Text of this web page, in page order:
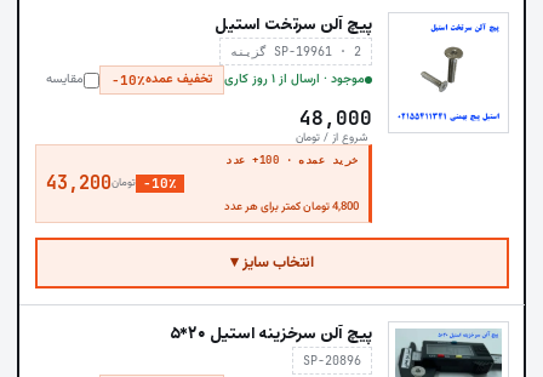
پیچ آلن سرتخت استیل
SP-19961 · 2 گزینه
موجود · ارسال از ۱ روز کاری تخفیف عمده−10٪ مقایسه
48,000
شروع از / تومان
خرید عمده · 100+ عدد
43,200تومان −10٪
4,800 تومان کمتر برای هر عدد
انتخاب سایز ▾
پیچ آلن سرخزینه استیل ۲۰*۵
SP-20896